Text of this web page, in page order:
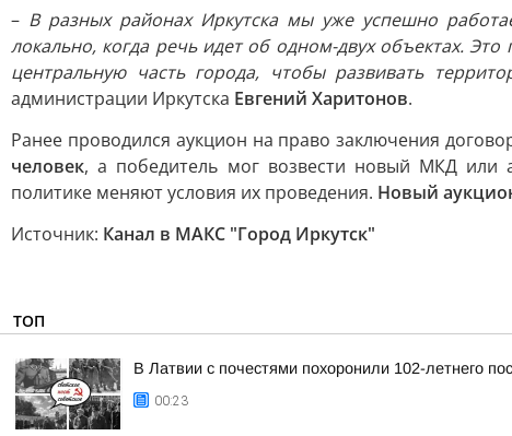
– В разных районах Иркутска мы уже успешно
локально, когда речь идет об одном-двух объектах.
центральную часть города, чтобы развивать
администрации Иркутска Евгений Харитонов.
Ранее проводился аукцион на право заключения
человек, а победитель мог возвести новый МКД или
политике меняют условия их проведения. Новый
Источник: Канал в МАКС "Город Иркутск"
ТОП
В Латвии с почестями похоронили 102-летнего
00:23